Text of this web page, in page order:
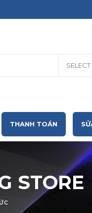
THANH TOÁN
STORE